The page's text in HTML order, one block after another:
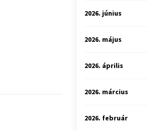
2026. június
2026. május
2026. április
2026. március
2026. február